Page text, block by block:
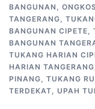
BANGUNAN ,
TANGERANG,
BANGUNAN CIPETE,
BANGUNAN
TUKANG HARIAN
HARIAN TANGERANG
PINANG, TUKANG
TERDEKAT, UPAH